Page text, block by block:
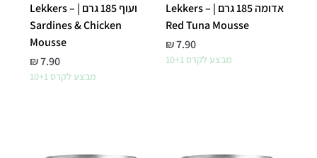
אדומה 185 גרם | Lekkers –
Red Tuna Mousse
מחיר
מבצע לקרס 10+1
ועוף 185 גרם | Lekkers –
Sardines & Chicken
Mousse
מחיר
מבצע לקרס 10+1